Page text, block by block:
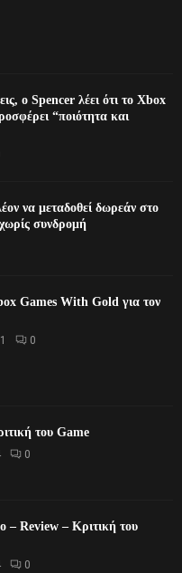
ο Spencer λέει ότι το Xbox
“ποιότητα και
να μεταδοθεί δωρεάν στο
συνδρομή
Games With Gold για τον
0
του Game
0
Review – Κριτική του
0